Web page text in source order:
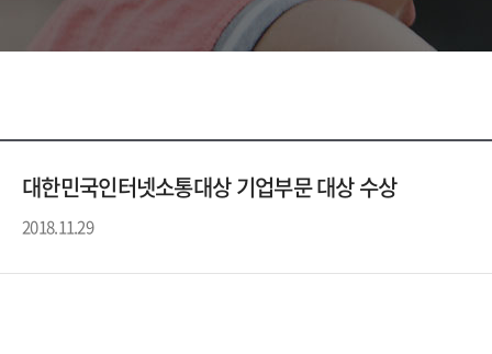
대한민국인터넷소통대상 기업부문 대상 수상
2018.11.29